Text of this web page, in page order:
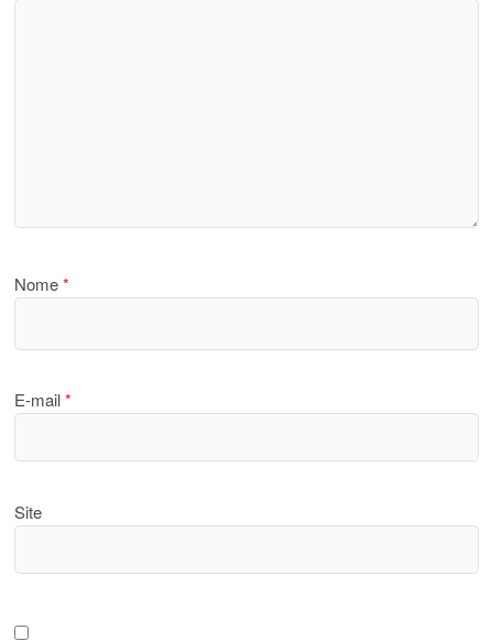
Nome*
E-mail*
Site